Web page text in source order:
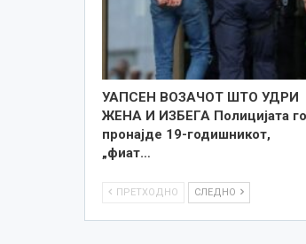
УАПСЕН ВОЗАЧОТ ШТО УДРИ
ЖЕНА И ИЗБЕГА Полицијата го
пронајде 19-годишникот,
„фиат…
ПРЕТХОДНО СЛЕДНО